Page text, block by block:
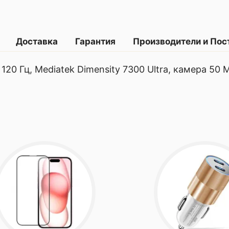
Доставка Гарантия Производители и
он
с
обеспечивая
Гц, Mediatek Dimensity 7300 Ultra, камера 50